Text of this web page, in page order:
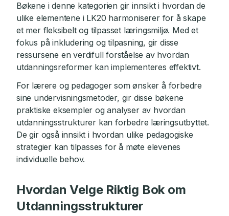
Bøkene i denne kategorien gir innsikt i hvordan de
ulike elementene i LK20 harmoniserer for å skape
et mer fleksibelt og tilpasset læringsmiljø. Med et
fokus på inkludering og tilpasning, gir disse
ressursene en verdifull forståelse av hvordan
utdanningsreformer kan implementeres effektivt.
For lærere og pedagoger som ønsker å forbedre
sine undervisningsmetoder, gir disse bøkene
praktiske eksempler og analyser av hvordan
utdanningsstrukturer kan forbedre læringsutbyttet.
De gir også innsikt i hvordan ulike pedagogiske
strategier kan tilpasses for å møte elevenes
individuelle behov.
Hvordan Velge Riktig Bok om
Utdanningsstrukturer